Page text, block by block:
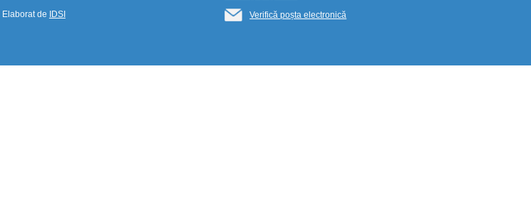
Elaborat de IDSI Verifică poșta electronică